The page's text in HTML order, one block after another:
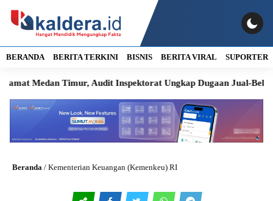
BERANDA BERITA TERKINI BISNIS BERITA VIRAL SUPORTER
Medan Timur, Audit Inspektorat Ungkap Dugaan Jual-Beli
Beranda / Kementerian Keuangan (Kemenkeu) RI